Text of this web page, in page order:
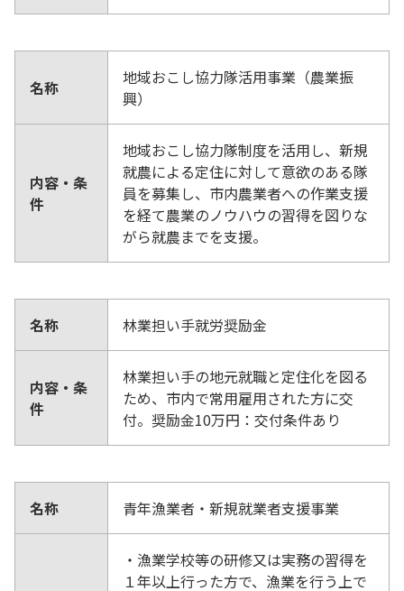
名称
地域おこし協力隊活用事業（農業振
興）
内容・条
件
地域おこし協力隊制度を活用し、新規
就農による定住に対して意欲のある隊
員を募集し、市内農業者への作業支援
を経て農業のノウハウの習得を図りな
がら就農までを支援。
名称 林業担い手就労奨励金
内容・条
件
林業担い手の地元就職と定住化を図る
ため、市内で常用雇用された方に交
付。奨励金10万円：交付条件あり
名称 青年漁業者・新規就業者支援事業
・漁業学校等の研修又は実務の習得を
１年以上行った方で、漁業を行う上で